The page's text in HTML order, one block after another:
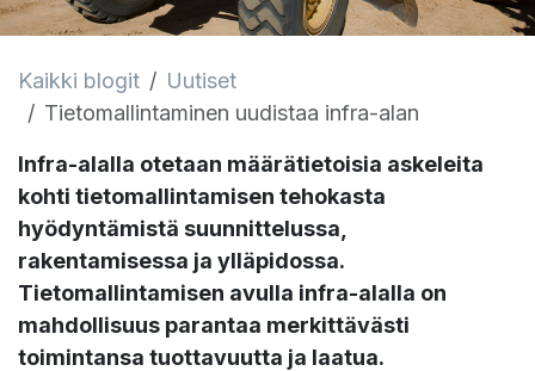
Kaikki blogit
Uutiset
Tietomallintaminen uudistaa infra-alan
Infra-alalla otetaan määrätietoisia askeleita
kohti tietomallintamisen tehokasta
hyödyntämistä suunnittelussa,
rakentamisessa ja ylläpidossa.
Tietomallintamisen avulla infra-alalla on
mahdollisuus parantaa merkittävästi
toimintansa tuottavuutta ja laatua.